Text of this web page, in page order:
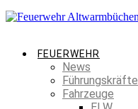
FEUERWEHR
News
Führungskräfte
Fahrzeuge